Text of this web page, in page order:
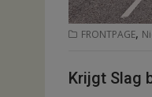
FRONTPAGE,
Krijgt Slag